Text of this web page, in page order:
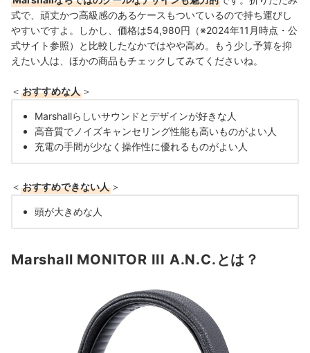
式で、頑丈かつ高級感のあるケースもついているので持ち運びし
やすいですよ。しかし、価格は54,980円（※2024年11月時点・公
式サイト参照）と比較したなかではやや高め。もう少し予算を抑
えたい人は、ほかの商品もチェックしてみてくださいね。
＜ おすすめな人 ＞
Marshallらしいサウンドとデザインが好きな人
高音質でノイズキャンセリング性能も高いものがよい人
充電の手間が少なく操作性に優れるものがよい人
＜ おすすめできない人 ＞
頭が大きめな人
Marshall MONITOR III A.N.C.とは？